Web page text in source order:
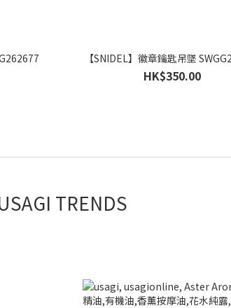
【SNIDEL】徽章鑰匙吊墜
HK$350.00
TRENDS